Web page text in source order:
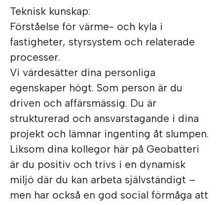
Teknisk kunskap:
Förståelse för värme- och kyla i
fastigheter, styrsystem och relaterade
processer.
Vi värdesätter dina personliga
egenskaper högt. Som person är du
driven och affärsmässig. Du är
strukturerad och ansvarstagande i dina
projekt och lämnar ingenting åt slumpen.
Liksom dina kollegor här på Geobatteri
är du positiv och trivs i en dynamisk
miljö där du kan arbeta självständigt –
men har också en god social förmåga att